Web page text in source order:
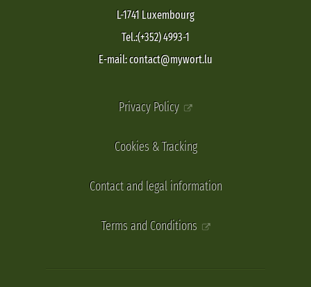
L-1741 Luxembourg
Tel.:(+352) 4993-1
E-mail: contact@mywort.lu
Privacy Policy
Cookies & Tracking
Contact and legal information
Terms and Conditions